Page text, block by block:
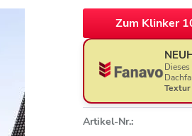
Zum Klinker
Artikel-Nr.: